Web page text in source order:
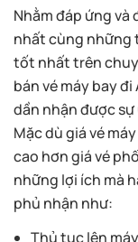
Nhằm đáp ứng
nhất cùng những
tốt nhất trên
bán vé máy bay
dần nhận được
Mặc dù giá vé
cao hơn giá vé
những lợi ích mà
phủ nhận như:
Thủ tục lên